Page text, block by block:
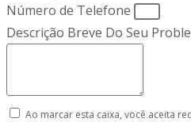
Número de Telefone
Descrição Breve Do Seu
Ao marcar esta caixa, você aceita